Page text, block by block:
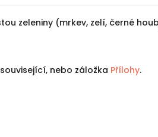
zeleniny (mrkev, zelí, černé
nebo záložka Přílohy.